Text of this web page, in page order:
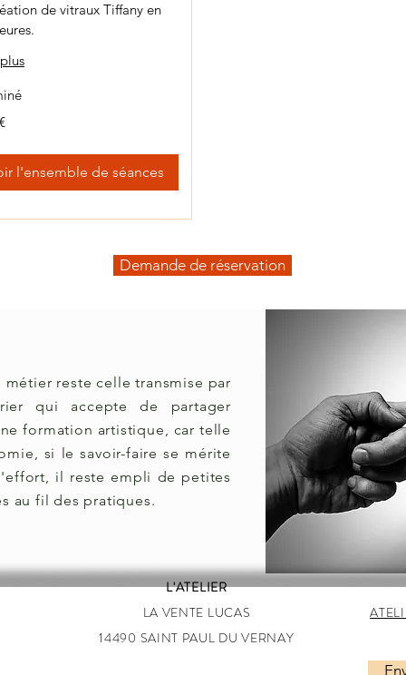
de vitraux Tiffany en
l'ensemble de séances
Demande de réservation
reste celle transmise par
qui accepte de partager
formation artistique, car telle
si le savoir-faire se mérite
il reste empli de petites
au fil des pratiques.
L'ATELIER
LA VENTE LUCAS
14490 SAINT PAUL DU VERNAY